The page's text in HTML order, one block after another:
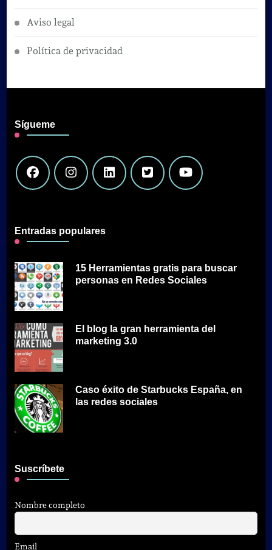
Aviso legal
Política de privacidad
Sígueme
Entradas populares
15 Herramientas gratis para buscar
personas en Redes Sociales
El blog la gran herramienta del
marketing 3.0
Caso éxito de Starbucks España, en
las redes sociales
Suscríbete
Nombre completo
Email